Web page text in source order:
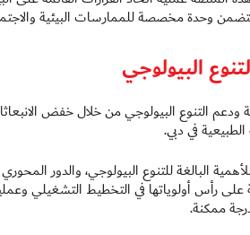
يتضمن وحدة مخصصة للممارسات البيئية
البيولوجي
التنوع البيولوجي من خلال خفض
في دبي.
البالغة للتنوع البيولوجي، والدور
على رأس أولوياتها في التخطيط التشغيلي
ممكنة.